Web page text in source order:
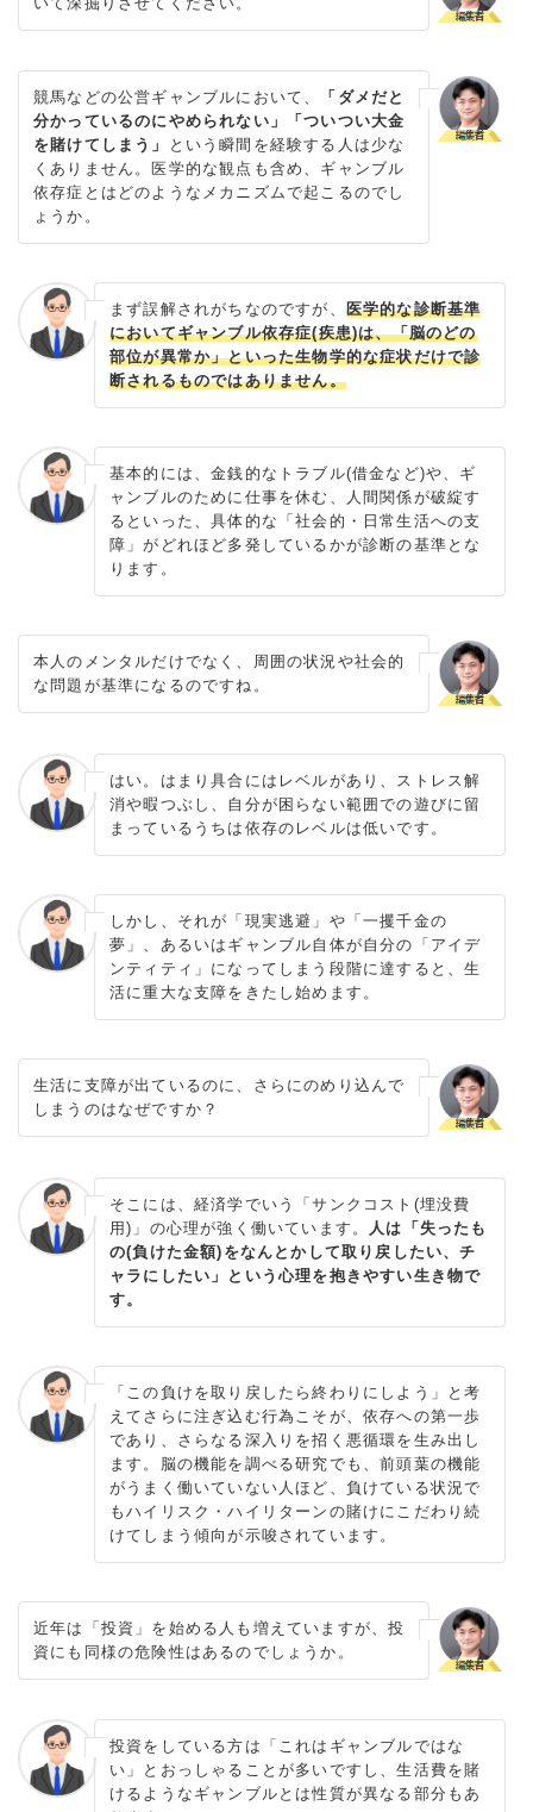
競馬などの公営ギャンブルにおいて、
「ダメだと
分かっているのにやめられない」「ついつい大金
を賭けてしまう」
という瞬間を経験する人は少な
くありません。医学的な観点も含め、ギャンブル
依存症とはどのようなメカニズムで起こるのでし
ょうか。
まず誤解されがちなのですが、 医学的な診断基準
においてギャンブル依存症(疾患)は、「脳のどの
部位が異常か」といった生物学的な症状だけで診
断されるものではありません。
基本的には、金銭的なトラブル(借金など)や、ギ
ャンブルのために仕事を休む、人間関係が破綻す
るといった、具体的な「社会的・日常生活への支
障」がどれほど多発しているかが診断の基準とな
ります。
本人のメンタルだけでなく、周囲の状況や社会的
な問題が基準になるのですね。
はい。はまり具合にはレベルがあり、ストレス解
消や暇つぶし、自分が困らない範囲での遊びに留
まっているうちは依存のレベルは低いです。
しかし、それが「現実逃避」や「一攫千金の
夢」、あるいはギャンブル自体が自分の「アイデ
ンティティ」になってしまう段階に達すると、生
活に重大な支障をきたし始めます。
生活に支障が出ているのに、さらにのめり込んで
しまうのはなぜですか？
そこには、経済学でいう「サンクコスト(埋没費
用)」の心理が強く働いています。
人は「失ったも
の(負けた金額)をなんとかして取り戻したい、チ
ャラにしたい」という心理を抱きやすい生き物で
す。
「この負けを取り戻したら終わりにしよう」と考
えてさらに注ぎ込む行為こそが、依存への第一歩
であり、さらなる深入りを招く悪循環を生み出し
ます。脳の機能を調べる研究でも、前頭葉の機能
がうまく働いていない人ほど、負けている状況で
もハイリスク・ハイリターンの賭けにこだわり続
けてしまう傾向が示唆されています。
近年は「投資」を始める人も増えていますが、投
資にも同様の危険性はあるのでしょうか。
投資をしている方は「これはギャンブルではな
い」とおっしゃることが多いですし、生活費を賭
けるようなギャンブルとは性質が異なる部分もあ